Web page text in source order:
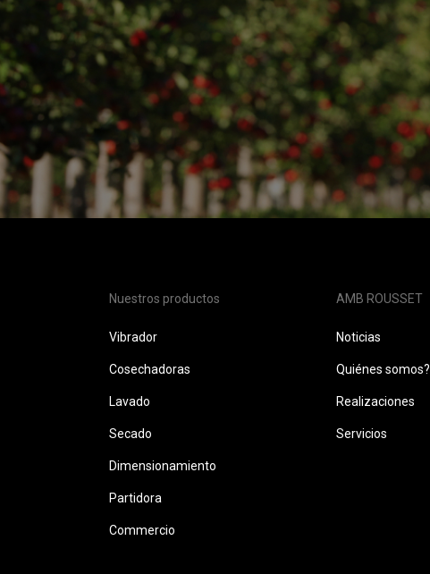
Nuestros productos
Vibrador
Cosechadoras
Lavado
Secado
Dimensionamiento
Partidora
Commercio
AMB ROUSSET
Noticias
Quiénes somos?
Realizaciones
Servicios